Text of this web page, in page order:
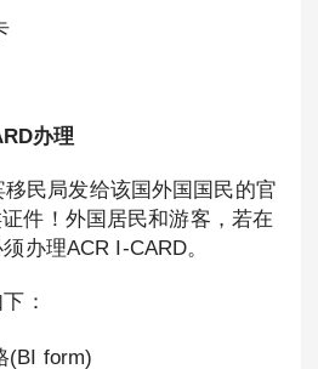
办理
民局发给该国外国国民的官
件！外国居民和游客，若在
办理ACR I-CARD。
：
(BI form)